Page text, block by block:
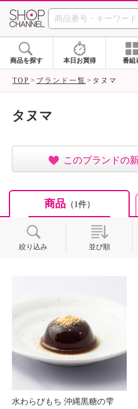
SHOP
商品を探す 本日お買得 番組
TOP ブランド一覧 タヌマ
タヌマ
このブランドの
商品（1件）
絞り込み 並び順
水わらびもち 沖縄黒糖の雫